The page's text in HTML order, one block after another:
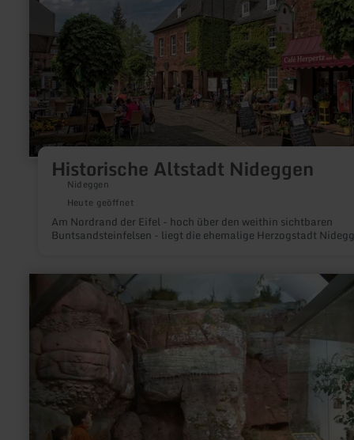
Historische Altstadt Nideggen
Nideggen
Heute geöffnet
Am Nordrand der Eifel - hoch über den weithin sichtbaren
Buntsandsteinfelsen - liegt die ehemalige Herzogstadt
"Rur
&amp;
Fels"